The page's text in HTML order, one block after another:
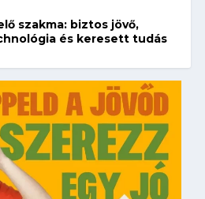
szakma: biztos jövő,
és keresett tudás